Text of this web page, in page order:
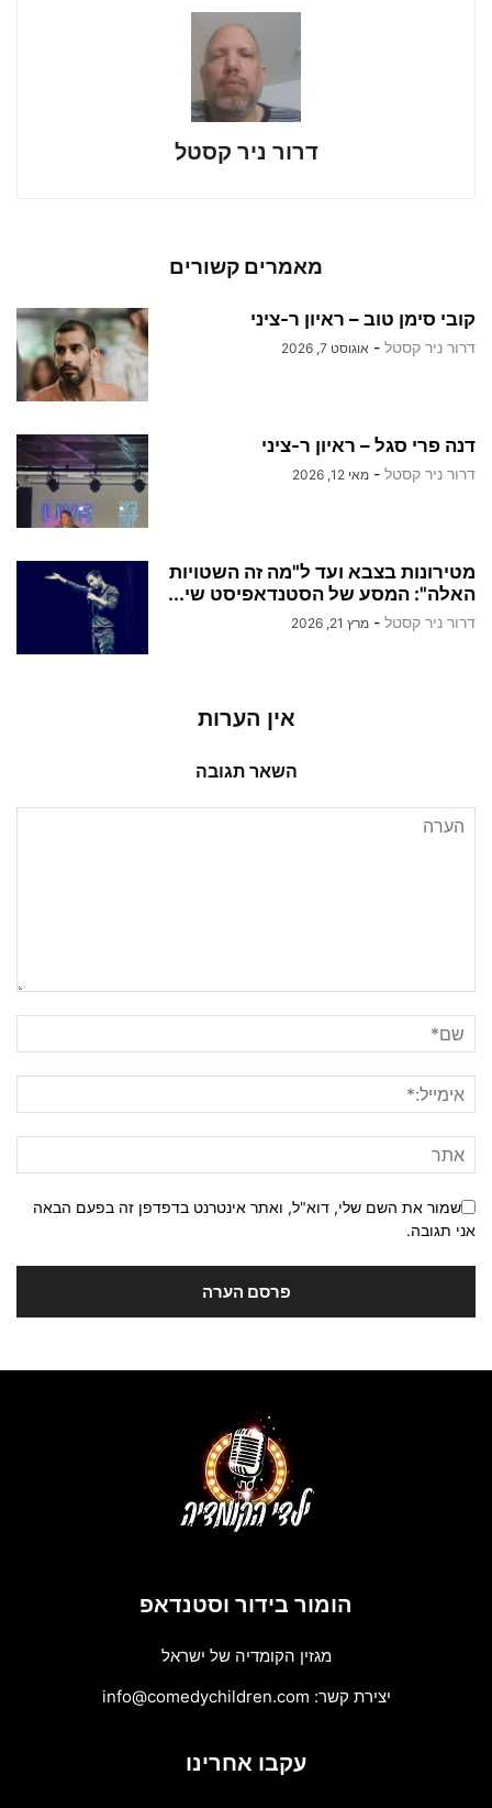
דרור ניר קסטל
מאמרים קשורים
קובי סימן טוב – ראיון ר-ציני
דרור ניר קסטל - אוגוסט 7, 2026
דנה פרי סגל – ראיון ר-ציני
דרור ניר קסטל - מאי 12, 2026
מטירונות בצבא ועד ל"מה זה השטויות
האלה": המסע של הסטנדאפיסט שי...
דרור ניר קסטל - מרץ 21, 2026
אין הערות
השאר תגובה
שמור את השם שלי, דוא"ל, ואתר אינטרנט בדפדפן זה בפעם הבאה
אני תגובה.
הומור בידור וסטנדאפ
מגזין הקומדיה של ישראל
יצירת קשר: info@comedychildren.com
עקבו אחרינו